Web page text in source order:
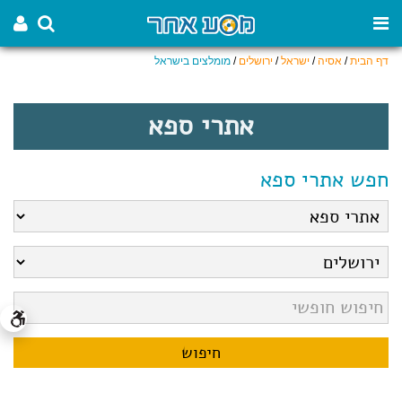
דף הבית/ אסיה/ ישראל/ ירושלים / מומלצים בישראל
אתרי ספא
חפש אתרי ספא